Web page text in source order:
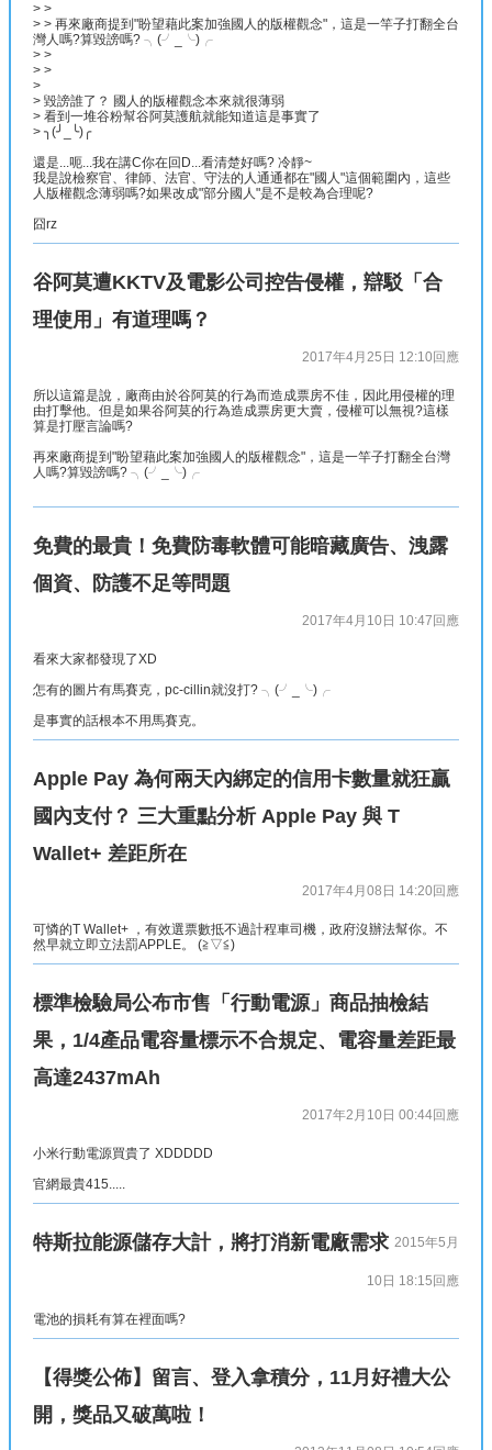
> >
> > 再來廠商提到"盼望藉此案加強國人的版權觀念"，這是一竿子打翻全台
灣人嗎?算毀謗嗎? ╮(╯_╰)╭
> >
> >
>
> 毀謗誰了？ 國人的版權觀念本來就很薄弱
> 看到一堆谷粉幫谷阿莫護航就能知道這是事實了
> ╮(╯_╰)╭
還是...呃...我在講C你在回D...看清楚好嗎? 冷靜~
我是說檢察官、律師、法官、守法的人通通都在"國人"這個範圍內，這些
人版權觀念薄弱嗎?如果改成"部分國人"是不是較為合理呢?
囧rz
谷阿莫遭KKTV及電影公司控告侵權，辯駁「合
理使用」有道理嗎？
2017年4月25日 12:10 回應
所以這篇是說，廠商由於谷阿莫的行為而造成票房不佳，因此用侵權的理
由打擊他。但是如果谷阿莫的行為造成票房更大賣，侵權可以無視?這樣
算是打壓言論嗎?
再來廠商提到"盼望藉此案加強國人的版權觀念"，這是一竿子打翻全台灣
人嗎?算毀謗嗎? ╮(╯_╰)╭
免費的最貴！免費防毒軟體可能暗藏廣告、洩露
個資、防護不足等問題
2017年4月10日 10:47 回應
看來大家都發現了XD
怎有的圖片有馬賽克，pc-cillin就沒打? ╮(╯_╰)╭
是事實的話根本不用馬賽克。
Apple Pay 為何兩天內綁定的信用卡數量就狂贏
國內支付？ 三大重點分析 Apple Pay 與 T
Wallet+ 差距所在
2017年4月08日 14:20 回應
可憐的T Wallet+ ，有效選票數抵不過計程車司機，政府沒辦法幫你。不
然早就立即立法罰APPLE。 (≧▽≦)
標準檢驗局公布市售「行動電源」商品抽檢結
果，1/4產品電容量標示不合規定、電容量差距最
高達2437mAh
2017年2月10日 00:44回應
小米行動電源買貴了 XDDDDD
官網最貴415.....
特斯拉能源儲存大計，將打消新電廠需求 2015年5月
10日 18:15 回應
電池的損耗有算在裡面嗎?
【得獎公佈】留言、登入拿積分，11月好禮大公
開，獎品又破萬啦！